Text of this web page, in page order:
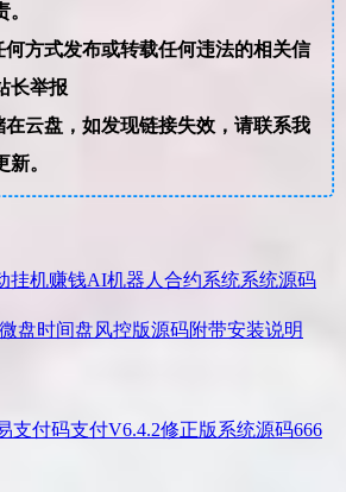
方式发布或转载任何违法的相关信
长举报
云盘，如发现链接失效，请联系我
。
挂机赚钱AI机器人合约系统系统源码
盘时间盘风控版源码附带安装说明